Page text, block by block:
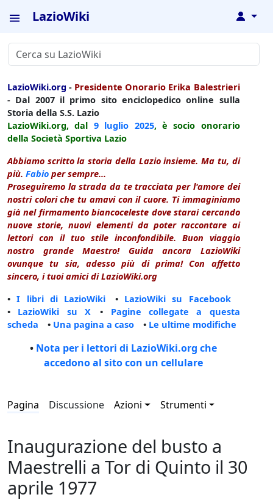
LazioWiki ↓
LazioWiki.org - Presidente Onorario Erika Balestrieri
- Dal 2007 il primo sito enciclopedico online sulla
Storia della S.S. Lazio
LazioWiki.org, dal 9 luglio 2025, è socio onorario
della Società Sportiva Lazio
Abbiamo scritto la storia della Lazio insieme. Ma tu, di
più. Fabio per sempre...
Proseguiremo la strada da te tracciata per l'amore dei
nostri colori che tu amavi con il cuore. Ti immaginiamo
già nel firmamento biancoceleste dove starai cercando
nuove storie, nuovi elementi da poter raccontare ai
lettori con il tuo stile inconfondibile. Buon viaggio
nostro grande Maestro! Guida ancora LazioWiki
ovunque tu sia, adesso più di prima! Con affetto
sincero, i tuoi amici di LazioWiki.org
•I libri di LazioWiki • LazioWiki su Facebook
• LazioWiki su X • Pagine collegate a questa
scheda • Una pagina a caso • Le ultime modifiche
• Nota per i lettori di LazioWiki.org che
accedono al sito con un cellulare
Pagina Discussione Azioni Strumenti
Inaugurazione del busto a
Maestrelli a Tor di Quinto il 30
aprile 1977